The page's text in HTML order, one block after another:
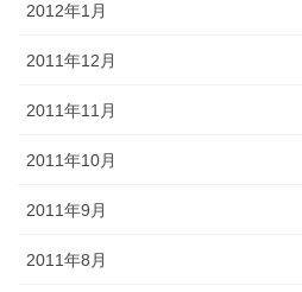
2012年1月
2011年12月
2011年11月
2011年10月
2011年9月
2011年8月